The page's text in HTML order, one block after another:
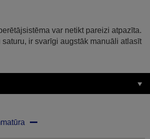
var netikt pareizi atpazīta.
saturu, ir svarīgi augstāk manuāli atlasīt